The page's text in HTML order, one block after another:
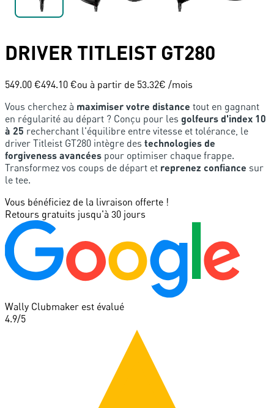
DRIVER TITLEIST GT280
549.00 €494.10 €ou à partir de 53.32€ /mois
Vous cherchez à maximiser votre distance tout en gagnant
en régularité au départ ? Conçu pour les golfeurs d'index 10
à 25 recherchant l'équilibre entre vitesse et tolérance, le
driver Titleist GT280 intègre des technologies de
forgiveness avancées pour optimiser chaque frappe.
Transformez vos coups de départ et reprenez confiance sur
le tee.
Vous bénéficiez de la livraison offerte !
Retours gratuits jusqu'à 30 jours
Wally Clubmaker est évalué
4.9/5